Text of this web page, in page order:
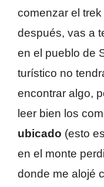
comenzar el
después, vas a
en el pueblo de
turístico no
encontrar algo,
leer bien los
ubicado (esto
en el monte
donde me alojé